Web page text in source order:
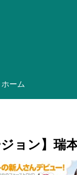
ホーム
ジョン】瑞